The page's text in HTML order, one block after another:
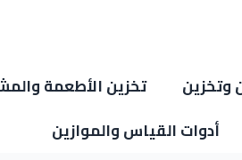
وتخزين تخزين الأطعمة
أدوات القياس والموازين